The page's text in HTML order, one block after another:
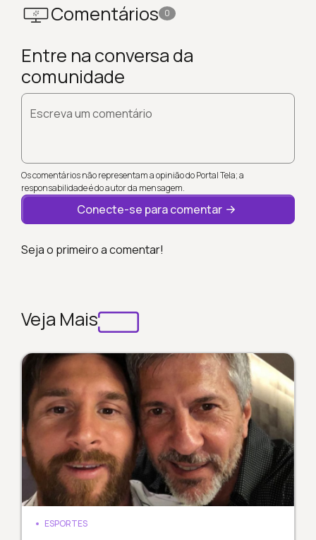
Comentários 0
Entre na conversa da
comunidade
Escreva um comentário
Os comentários não representam a opinião do Portal Tela; a
responsabilidade é do autor da mensagem.
Conecte-se para comentar
Seja o primeiro a comentar!
Veja Mais
ESPORTES